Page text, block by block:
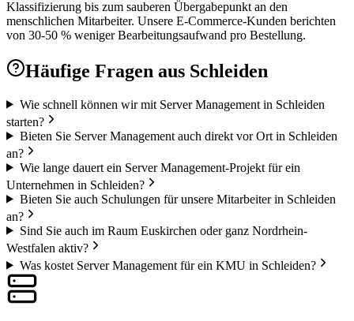
Klassifizierung bis zum sauberen Übergabepunkt an den
menschlichen Mitarbeiter. Unsere E-Commerce-Kunden berichten
von 30-50 % weniger Bearbeitungsaufwand pro Bestellung.
Häufige Fragen aus Schleiden
Wie schnell können wir mit Server Management in Schleiden
starten?
Bieten Sie Server Management auch direkt vor Ort in Schleiden
an?
Wie lange dauert ein Server Management-Projekt für ein
Unternehmen in Schleiden?
Bieten Sie auch Schulungen für unsere Mitarbeiter in Schleiden
an?
Sind Sie auch im Raum Euskirchen oder ganz Nordrhein-
Westfalen aktiv?
Was kostet Server Management für ein KMU in Schleiden?